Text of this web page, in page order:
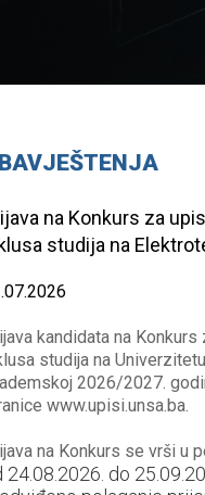
na Konkurs za
studija na
kandidata na
studija na
2026/2027.
www.upisi.unsa.ba.
na Konkurs se vrši u
24.08.2026. do